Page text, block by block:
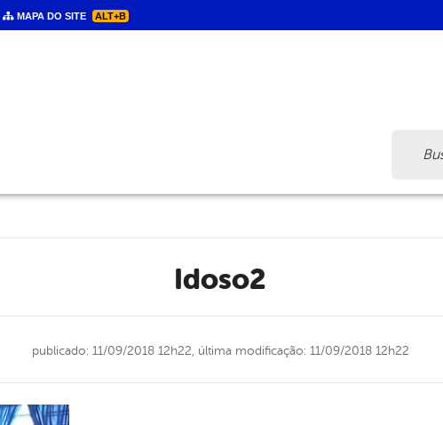
MAPA DO SITE ALT+B
idoso2
publicado: 11/09/2018 12h22, última modificação: 11/09/2018 12h22